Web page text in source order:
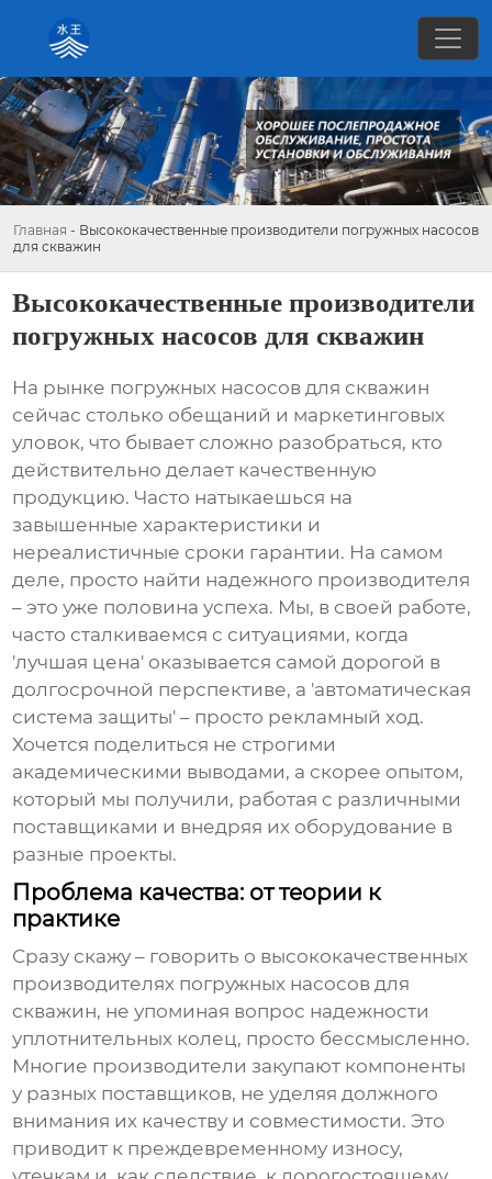
Главная - Высококачественные производители погружных насосов
для скважин
Высококачественные производители
погружных насосов для скважин
На рынке погружных насосов для скважин
сейчас столько обещаний и маркетинговых
уловок, что бывает сложно разобраться, кто
действительно делает качественную
продукцию. Часто натыкаешься на
завышенные характеристики и
нереалистичные сроки гарантии. На самом
деле, просто найти надежного производителя
– это уже половина успеха. Мы, в своей работе,
часто сталкиваемся с ситуациями, когда
'лучшая цена' оказывается самой дорогой в
долгосрочной перспективе, а 'автоматическая
система защиты' – просто рекламный ход.
Хочется поделиться не строгими
академическими выводами, а скорее опытом,
который мы получили, работая с различными
поставщиками и внедряя их оборудование в
разные проекты.
Проблема качества: от теории к
практике
Сразу скажу – говорить о высококачественных
производителях погружных насосов для
скважин, не упоминая вопрос надежности
уплотнительных колец, просто бессмысленно.
Многие производители закупают компоненты
у разных поставщиков, не уделяя должного
внимания их качеству и совместимости. Это
приводит к преждевременному износу,